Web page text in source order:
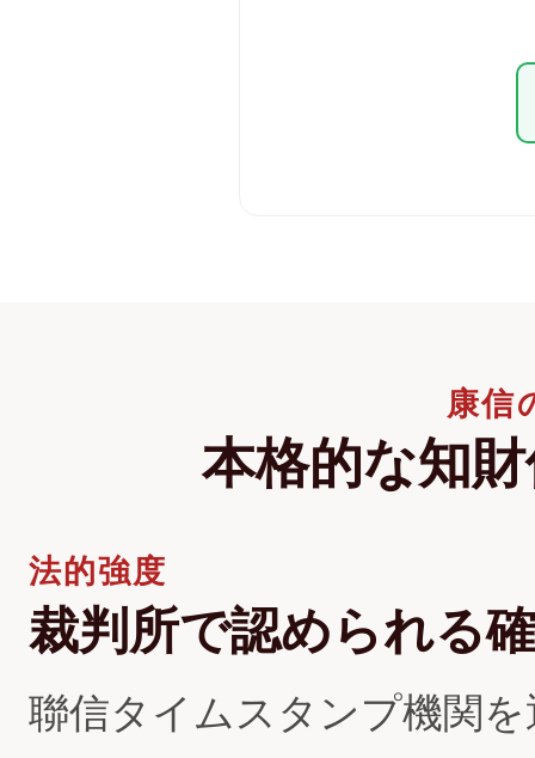
康信
本格的な知
法的強度
裁判所で認められる
聯信タイムスタンプ機関